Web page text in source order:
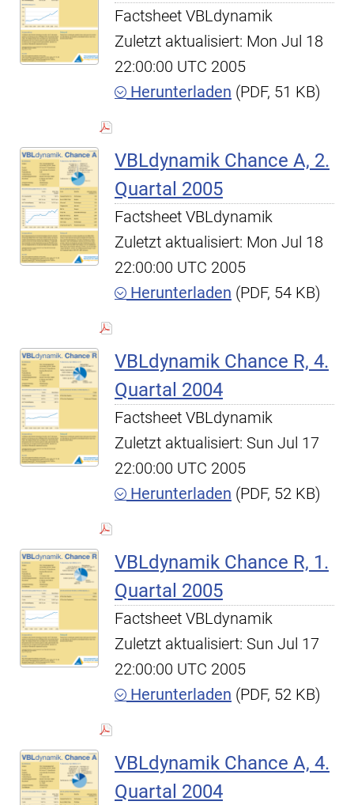
Factsheet VBLdynamik
Zuletzt aktualisiert: Mon Jul 18
22:00:00 UTC 2005
Herunterladen (PDF, 51 KB)
VBLdynamik Chance A, 2.
Quartal 2005
Factsheet VBLdynamik
Zuletzt aktualisiert: Mon Jul 18
22:00:00 UTC 2005
Herunterladen (PDF, 54 KB)
VBLdynamik Chance R, 4.
Quartal 2004
Factsheet VBLdynamik
Zuletzt aktualisiert: Sun Jul 17
22:00:00 UTC 2005
Herunterladen (PDF, 52 KB)
VBLdynamik Chance R, 1.
Quartal 2005
Factsheet VBLdynamik
Zuletzt aktualisiert: Sun Jul 17
22:00:00 UTC 2005
Herunterladen (PDF, 52 KB)
VBLdynamik Chance A, 4.
Quartal 2004